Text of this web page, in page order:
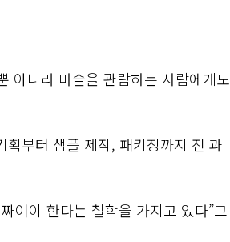
아니라 마술을 관람하는 사람에게도
부터 샘플 제작, 패키징까지 전 과
여야 한다는 철학을 가지고 있다”고